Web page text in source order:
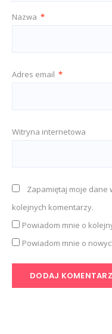
Nazwa *
Adres email *
Witryna internetowa
Zapamiętaj moje dane
kolejnych komentarzy.
Powiadom mnie o
Powiadom mnie o